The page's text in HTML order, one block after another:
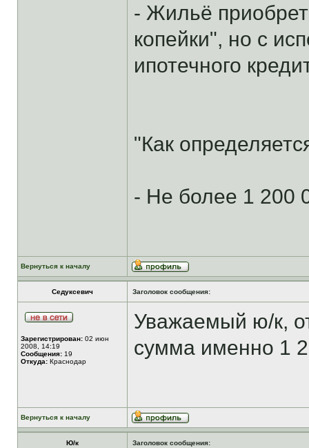
- Жильё
копейки", но с
ипотечного
"Как
- Не более 1 200
Вернуться к началу
Седуксевич Заголовок сообщения:
Зарегистрирован: 02 июн
2008, 14:19
Сообщения: 19
Откуда: Краснодар
Уважаемый ю/к,
сумма именно 1
Вернуться к началу
Ю/к Заголовок сообщения: